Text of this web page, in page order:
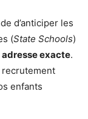
d’anticiper les
(State Schools)
exacte.
recrutement
enfants